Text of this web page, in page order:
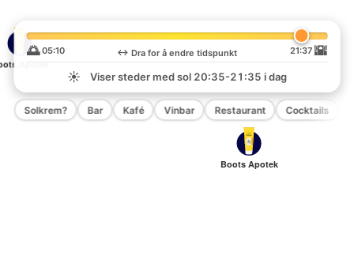
Boots Apotek
Apotek
🌅 05:10 ↔️ Dra for å endre tidspunkt 21:37 🌇
☀️
Viser steder med sol 20:35-21:35 i dag
Solkrem? Bar Kafé Vinbar Restaurant Cocktails